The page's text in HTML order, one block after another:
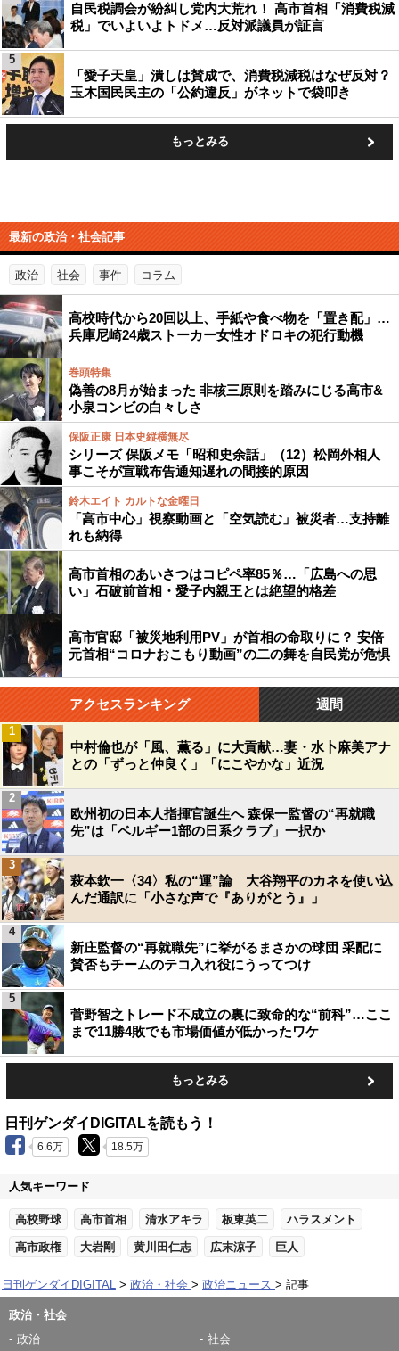
自民税調会が紛糾し党内大荒れ！ 高市首相「消費税減
税」でいよいよトドメ…反対派議員が証言
「愛子天皇」潰しは賛成で、消費税減税はなぜ反対？
玉木国民民主の「公約違反」がネットで袋叩き
5
もっとみる
最新の政治・社会記事
政治 社会 事件 コラム
高校時代から20回以上、手紙や食べ物を「置き配」…
兵庫尼崎24歳ストーカー女性オドロキの犯行動機
巻頭特集
偽善の8月が始まった 非核三原則を踏みにじる高市&
小泉コンビの白々しさ
保阪正康 日本史縦横無尽
シリーズ 保阪メモ「昭和史余話」（12）松岡外相人
事こそが宣戦布告通知遅れの間接的原因
鈴木エイト カルトな金曜日
「高市中心」視察動画と「空気読む」被災者…支持離
れも納得
高市首相のあいさつはコピペ率85％…「広島への思
い」石破前首相・愛子内親王とは絶望的格差
高市官邸「被災地利用PV」が首相の命取りに？ 安倍
元首相“コロナおこもり動画”の二の舞を自民党が危惧
アクセスランキング 週間
中村倫也が「風、薫る」に大貢献…妻・水卜麻美アナ
との「ずっと仲良く」「にこやかな」近況
1
欧州初の日本人指揮官誕生へ 森保一監督の“再就職
先”は「ベルギー1部の日系クラブ」一択か
2
萩本欽一〈34〉私の“運”論 大谷翔平のカネを使い込
んだ通訳に「小さな声で『ありがとう』」
3
新庄監督の“再就職先”に挙がるまさかの球団 采配に
賛否もチームのテコ入れ役にうってつけ
4
菅野智之トレード不成立の裏に致命的な“前科”…ここ
まで11勝4敗でも市場価値が低かったワケ
5
もっとみる
日刊ゲンダイDIGITALを読もう！
6.6万 18.5万
人気キーワード
高校野球 高市首相 清水アキラ 板東英二 ハラスメント
高市政権 大岩剛 黄川田仁志 広末涼子 巨人
日刊ゲンダイDIGITAL 政治・社会 政治ニュース 記事
政治・社会
政治
社会